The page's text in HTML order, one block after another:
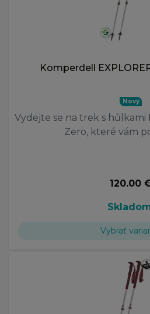
Komperdell
Nový
Vydejte se na trek s
Zero, které vám
120.00
Vybrať